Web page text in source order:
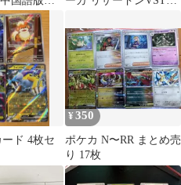
ド 4枚セ
¥350
ポケカ N〜RR まとめ売
り 17枚